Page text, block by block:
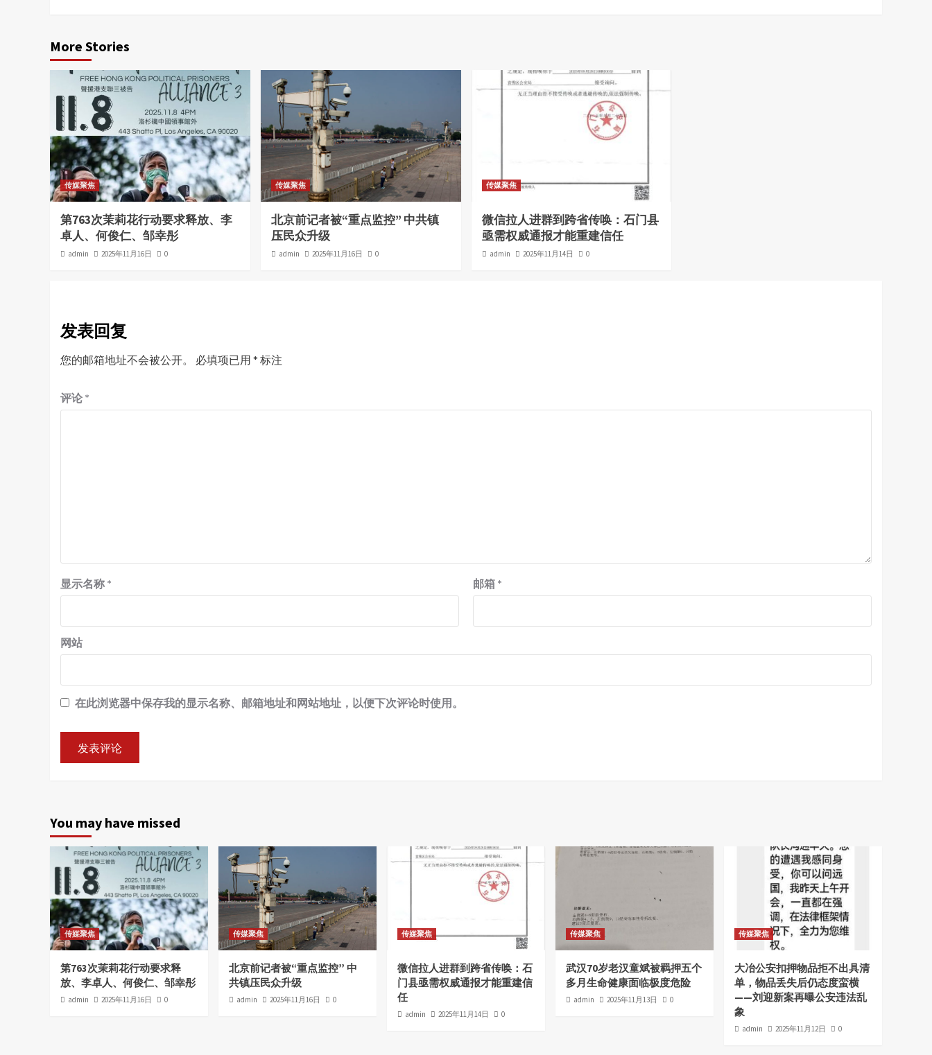
More Stories
传媒聚焦
第763次茉莉花行动要求释放、李
卓人、何俊仁、邹幸彤
admin 2025年11月16日 0
传媒聚焦
北京前记者被“重点监控” 中共镇
压民众升级
admin 2025年11月16日 0
传媒聚焦
微信拉人进群到跨省传唤：石门县
亟需权威通报才能重建信任
admin 2025年11月14日 0
发表回复
您的邮箱地址不会被公开。 必填项已用 * 标注
评论 *
显示名称 * 邮箱 *
网站
在此浏览器中保存我的显示名称、邮箱地址和网站地址，以便下次评论时使用。
You may have missed
传媒聚焦
第763次茉莉花行动要求释
放、李卓人、何俊仁、邹幸彤
admin 2025年11月16日 0
传媒聚焦
北京前记者被“重点监控” 中
共镇压民众升级
admin 2025年11月16日 0
传媒聚焦
微信拉人进群到跨省传唤：石
门县亟需权威通报才能重建信
任
admin 2025年11月14日 0
传媒聚焦
武汉70岁老汉童斌被羁押五个
多月生命健康面临极度危险
admin 2025年11月13日 0
传媒聚焦
大冶公安扣押物品拒不出具清
单，物品丢失后仍态度蛮横
——刘迎新案再曝公安违法乱
象
admin 2025年11月12日 0